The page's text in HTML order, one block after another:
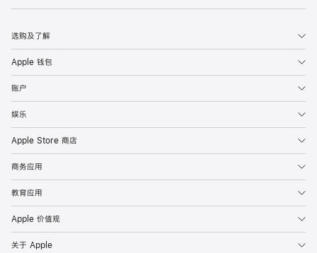
选购及了解
Apple 钱包
账户
娱乐
Apple Store 商店
商务应用
教育应用
Apple 价值观
关于 Apple